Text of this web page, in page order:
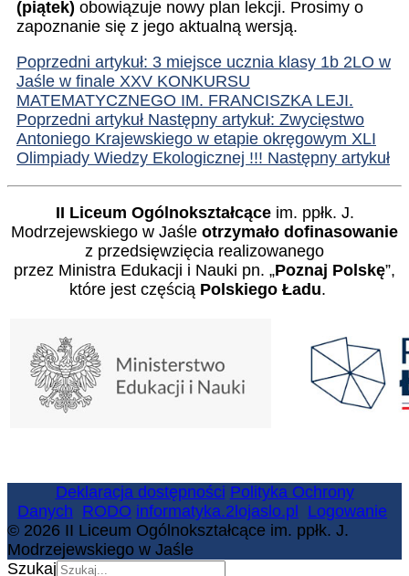
(piątek) obowiązuje nowy plan lekcji. Prosimy o
zapoznanie się z jego aktualną wersją.
Poprzedni artykuł: 3 miejsce ucznia klasy 1b 2LO w
Jaśle w finale XXV KONKURSU
MATEMATYCZNEGO IM. FRANCISZKA LEJI.
Poprzedni artykuł Następny artykuł: Zwycięstwo
Antoniego Krajewskiego w etapie okręgowym XLI
Olimpiady Wiedzy Ekologicznej !!! Następny artykuł
II Liceum Ogólnokształcąceim. ppłk. J.
Modrzejewskiego w Jaśle otrzymało dofinasowanie
z przedsięwzięcia realizowanego
przez Ministra Edukacji i Nauki pn. „Poznaj Polskę”,
które jest częścią Polskiego Ładu.
Deklaracja dostępności Polityka Ochrony
Danych RODO informatyka.2lojaslo.pl
Logowanie
© 2026 II Liceum Ogólnokształcące im. ppłk. J.
Modrzejewskiego w Jaśle
Szukaj